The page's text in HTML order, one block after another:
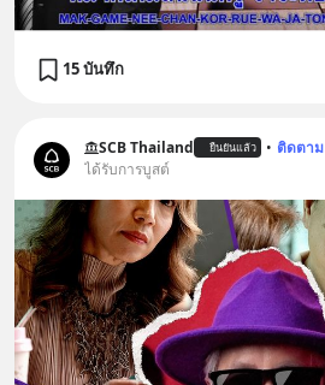
15 บันทึก
SCB Thailand ยืนยันแล้ว • ติดตาม
ได้รับการบูสต์